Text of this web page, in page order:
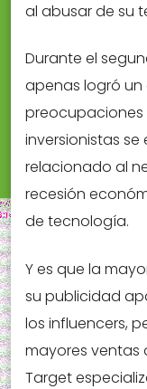
al abusar de su
Durante el
apenas logró un
preocupaciones
inversionistas
relacionado al
recesión
de tecnología.
Y es que la
su publicidad
los influencers,
mayores ventas
Target